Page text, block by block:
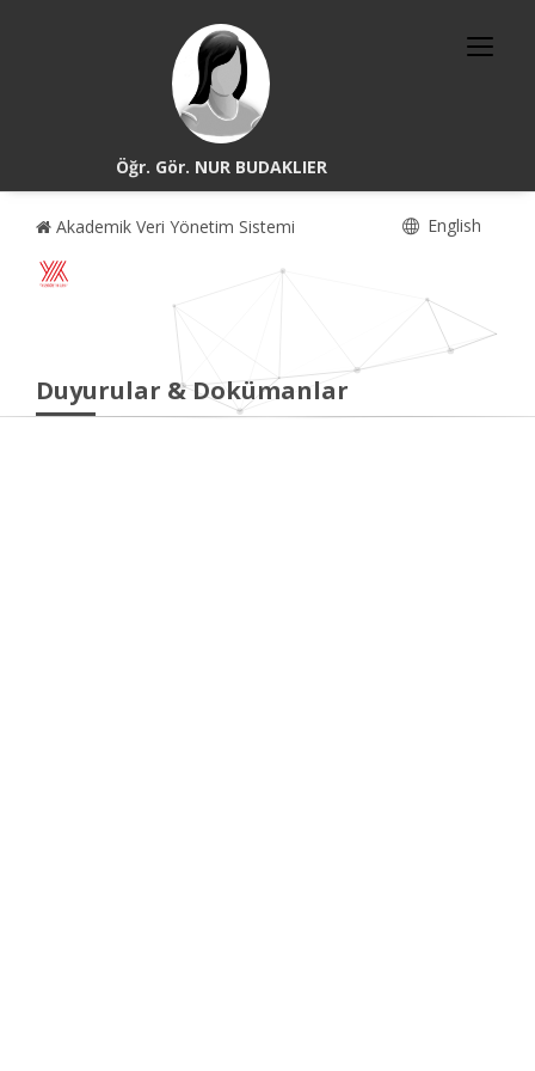
Öğr. Gör. NUR BUDAKLIER
Akademik Veri Yönetim Sistemi English
Duyurular & Dokümanlar